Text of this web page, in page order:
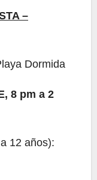
–
Dormida
8 pm a 2
12 años):